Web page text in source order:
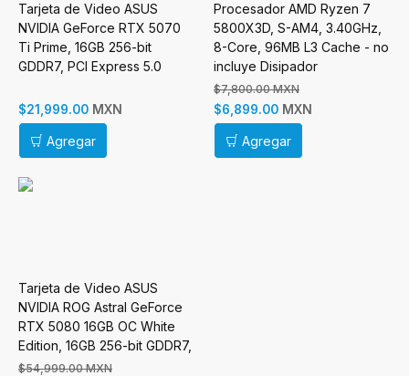
Tarjeta de Video ASUS
NVIDIA GeForce RTX 5070
Ti Prime, 16GB 256-bit
GDDR7, PCI Express 5.0
$21,999.00 MXN
Agregar
Procesador AMD Ryzen 7
5800X3D, S-AM4, 3.40GHz,
8-Core, 96MB L3 Cache - no
incluye Disipador
$7,800.00 MXN
$6,899.00 MXN
Agregar
Tarjeta de Video ASUS
NVIDIA ROG Astral GeForce
RTX 5080 16GB OC White
Edition, 16GB 256-bit GDDR7,
PCI Express 5.0
$54,999.00 MXN